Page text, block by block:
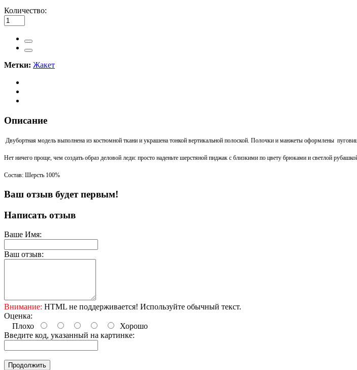
Количество:
Метки: Жакет
Описание
Двубортная модель выполнена из костюмной ткани и украшена тонкой вертикальной полоской. Полочки и манжеты оформлены
Нет ничего проще, чем создать образ деловой леди: просто наденьте шерстяной пиджак с близкими по цвету брюками и светлой
Состав: Шерсть 100%
Ваш отзыв будет первым!
Написать отзыв
Ваше Имя:
Ваш отзыв:
Внимание: HTML не поддерживается! Используйте обычный текст.
Оценка:
Плохо
Хорошо
Введите код, указанный на картинке:
Продолжить